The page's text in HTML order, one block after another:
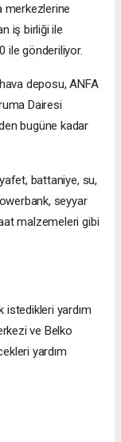
merkezlerine
iş birliği ile
ile gönderiliyor.
deposu, ANFA
Dairesi
bugüne kadar
battaniye, su,
seyyar
malzemeleri gibi
yardım
ve Belko
yardım